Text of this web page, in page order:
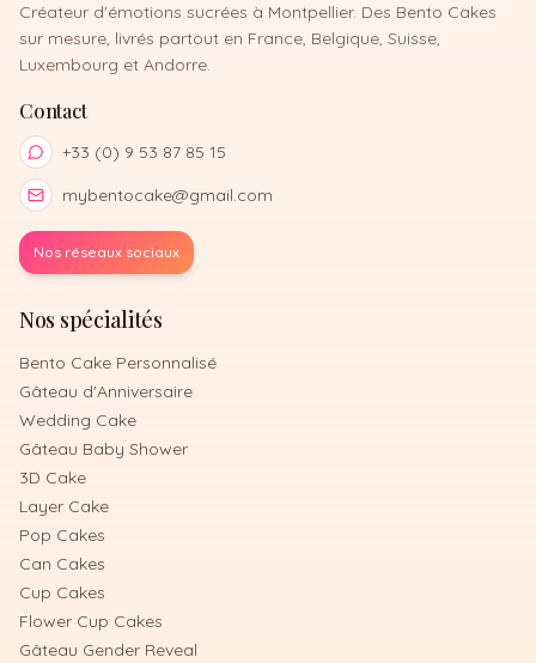
Créateur d'émotions sucrées à Montpellier. Des Bento Cakes
sur mesure, livrés partout en France, Belgique, Suisse,
Luxembourg et Andorre.
Contact
+33 (0) 9 53 87 85 15
mybentocake@gmail.com
Nos réseaux sociaux
Nos spécialités
Bento Cake Personnalisé
Gâteau d'Anniversaire
Wedding Cake
Gâteau Baby Shower
3D Cake
Layer Cake
Pop Cakes
Can Cakes
Cup Cakes
Flower Cup Cakes
Gâteau Gender Reveal